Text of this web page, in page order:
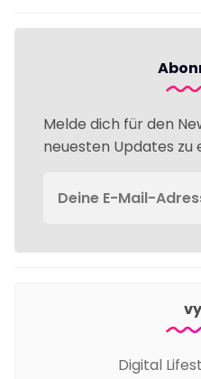
Melde dich für den
neuesten Updates zu
Digital